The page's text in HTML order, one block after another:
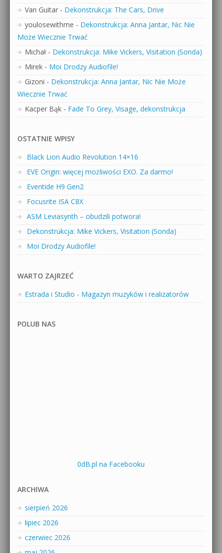
Van Guitar - Dekonstrukcja: The Cars, Drive
youlosewithme - Dekonstrukcja: Anna Jantar, Nic Nie
Może Wiecznie Trwać
Michał - Dekonstrukcja: Mike Vickers, Visitation (Sonda)
Mirek - Moi Drodzy Audiofile!
Gizoni - Dekonstrukcja: Anna Jantar, Nic Nie Może
Wiecznie Trwać
Kacper Bąk - Fade To Grey, Visage, dekonstrukcja
OSTATNIE WPISY
Black Lion Audio Revolution 14×16
EVE Origin: więcej możliwości EXO. Za darmo!
Eventide H9 Gen2
Focusrite ISA C8X
ASM Leviasynth – obudzili potwora!
Dekonstrukcja: Mike Vickers, Visitation (Sonda)
Moi Drodzy Audiofile!
WARTO ZAJRZEĆ
Estrada i Studio - Magazyn muzyków i realizatorów
POLUB NAS
0dB.pl na Facebooku
ARCHIWA
sierpień 2026
lipiec 2026
czerwiec 2026